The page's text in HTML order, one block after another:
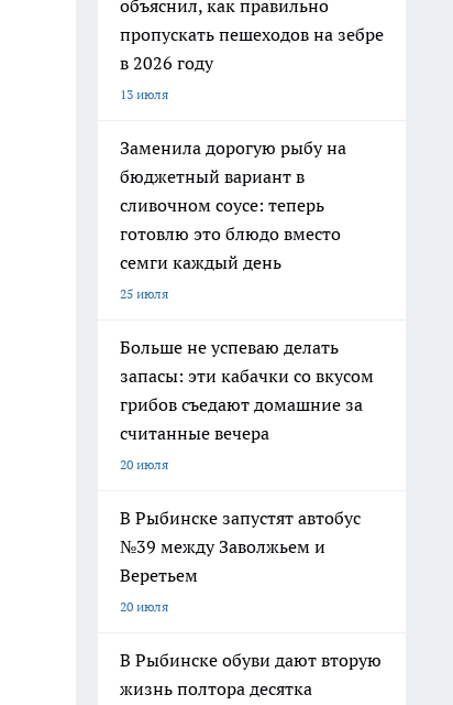
объяснил, как правильно
пропускать пешеходов на зебре
в 2026 году
13 июля
Заменила дорогую рыбу на
бюджетный вариант в
сливочном соусе: теперь
готовлю это блюдо вместо
семги каждый день
25 июля
Больше не успеваю делать
запасы: эти кабачки со вкусом
грибов съедают домашние за
считанные вечера
20 июля
В Рыбинске запустят автобус
№39 между Заволжьем и
Веретьем
20 июля
В Рыбинске обуви дают вторую
жизнь полтора десятка